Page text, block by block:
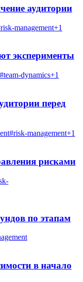
аудитории
risk-management+1
эксперименты
#team-dynamics+1
перед
#risk-management+1
рисками
по этапам
в начало